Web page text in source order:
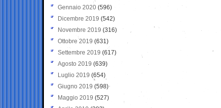
Gennaio 2020 (596)
Dicembre 2019 (542)
Novembre 2019 (316)
Ottobre 2019 (631)
Settembre 2019 (617)
Agosto 2019 (639)
Luglio 2019 (654)
Giugno 2019 (598)
Maggio 2019 (527)